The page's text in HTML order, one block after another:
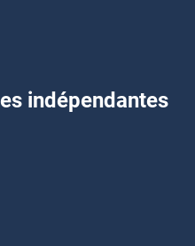
indépendantes